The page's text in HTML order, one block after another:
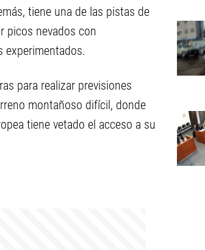
tiene una de las pistas de
picos nevados con
experimentados.
para realizar previsiones
montañoso difícil, donde
tiene vetado el acceso a su